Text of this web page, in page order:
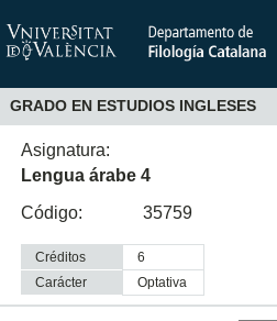
GRADO EN ESTUDIOS INGLESES
Asignatura:
Lengua árabe 4
Código:
35759
Créditos
6
Carácter
optativa